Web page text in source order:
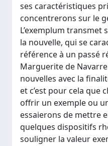
ses caractéristiques
concentrerons sur le
L’exemplum transmet
la nouvelle, qui se
référence à un passé
Marguerite de
nouvelles avec la
et c’est pour cela que
offrir un exemple ou
essaierons de mettre
quelques dispositifs
souligner la valeur